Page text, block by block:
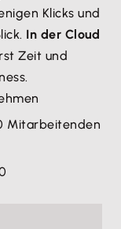
Klicks und
In der Cloud
Zeit und
Mitarbeitenden